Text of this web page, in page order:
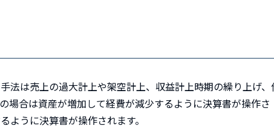
法は売上の過大計上や架空計上、収益計上時期の繰り上げ、
場合は資産が増加して経費が減少するように決算書が操作さ
ように決算書が操作されます。